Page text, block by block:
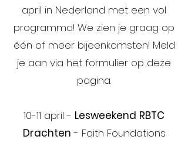
april in Nederland met een vol
programma! We zien je graag op
één of meer bijeenkomsten! Meld
je aan via het formulier op deze
pagina.
10-11 april - Lesweekend RBTC
Drachten - Faith Foundations